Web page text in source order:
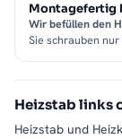
Montagefertig
Wir befüllen den
Sie schrauben
Heizstab links
Heizstab und